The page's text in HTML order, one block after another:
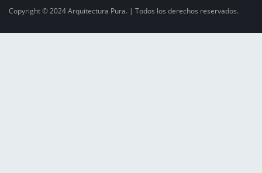
Copyright © 2024 Arquitectura Pura. | Todos los derechos reservados.